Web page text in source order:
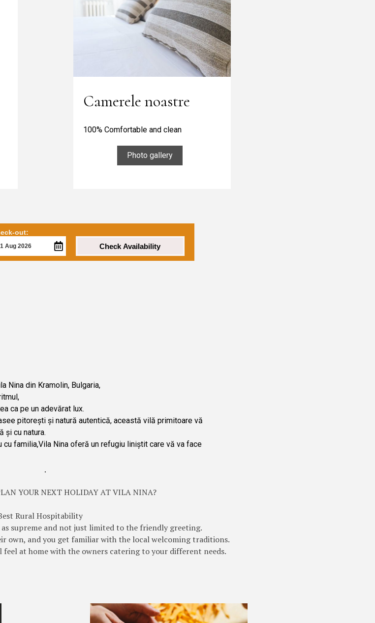
Camerele noastre
100% Comfortable and clean
Photo gallery
out:
Check Availability
Nina din Kramolin, Bulgaria,
ca pe un adevărat lux.
pitorești și natură autentică, această vilă primitoare vă
și cu natura.
familia,Vila Nina oferă un refugiu liniștit care vă va face
.
YOUR NEXT HOLIDAY AT VILA NINA?
Rural Hospitability
supreme and not just limited to the friendly greeting.
own, and you get familiar with the local welcoming traditions.
feel at home with the owners catering to your different needs.